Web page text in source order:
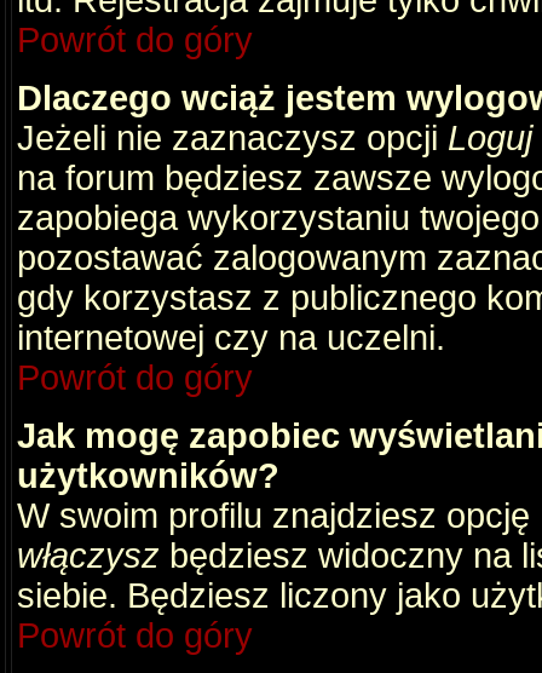
Powrót do góry
Dlaczego wciąż jestem
Jeżeli nie zaznaczysz opcji
na forum będziesz zawsze
zapobiega wykorzystaniu
pozostawać zalogowanym
gdy korzystasz z publicznego
internetowej czy na uczelni.
Powrót do góry
Jak mogę zapobiec
użytkowników?
W swoim profilu znajdziesz opcję
włączysz będziesz widoczny na
siebie. Będziesz liczony jako
Powrót do góry